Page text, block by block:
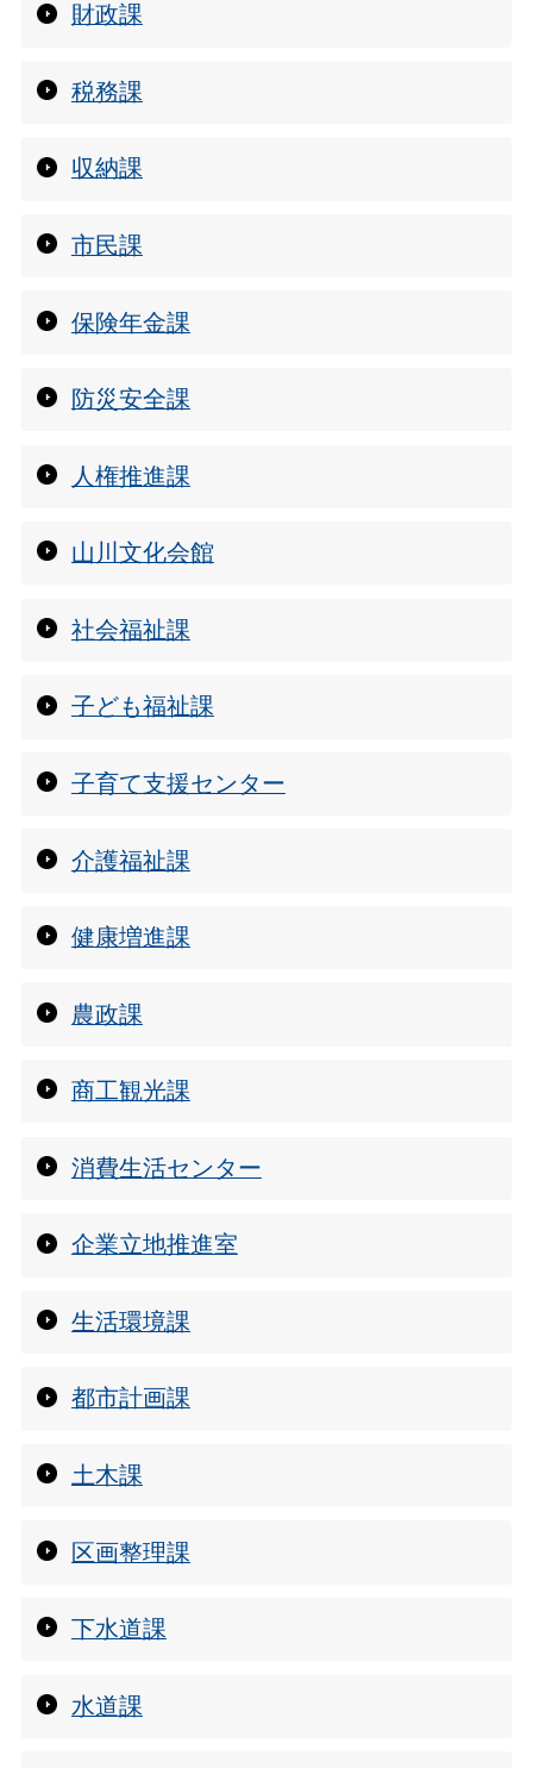
財政課
税務課
収納課
市民課
保険年金課
防災安全課
人権推進課
山川文化会館
社会福祉課
子ども福祉課
子育て支援センター
介護福祉課
健康増進課
農政課
商工観光課
消費生活センター
企業立地推進室
生活環境課
都市計画課
土木課
区画整理課
下水道課
水道課